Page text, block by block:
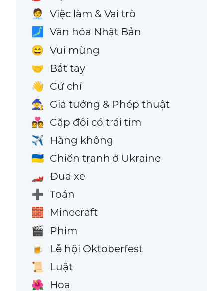
🧑‍💼 Việc làm & Vai trò
🗾 Văn hóa Nhật Bản
😄 Vui mừng
🤝 Bắt tay
👋 Cử chỉ
🧙 Giả tưởng & Phép thuật
💑 Cặp đôi có trái tim
✈️ Hàng không
🇺🇦 Chiến tranh ở Ukraine
🏎️ Đua xe
➕ Toán
🧱 Minecraft
🎬 Phim
🍺 Lễ hội Oktoberfest
📜 Luật
🌺 Hoa